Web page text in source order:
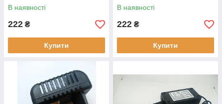
В наявності
222 ₴
Купити
В наявності
222 ₴
Купити